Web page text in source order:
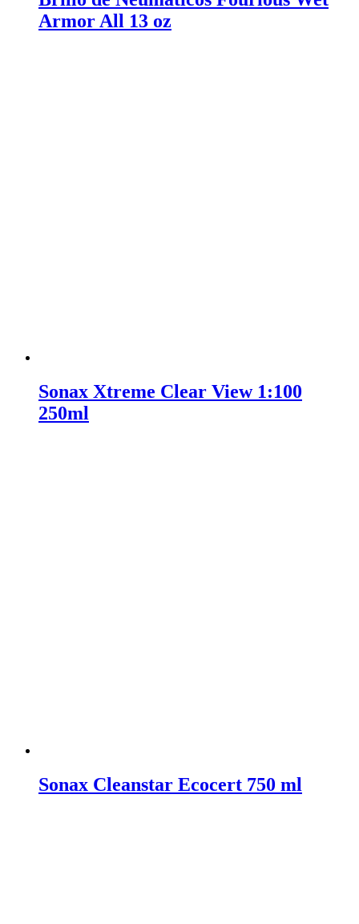
Armor All 13 oz
Sonax Xtreme Clear View 1:100
250ml
Sonax Cleanstar Ecocert 750 ml